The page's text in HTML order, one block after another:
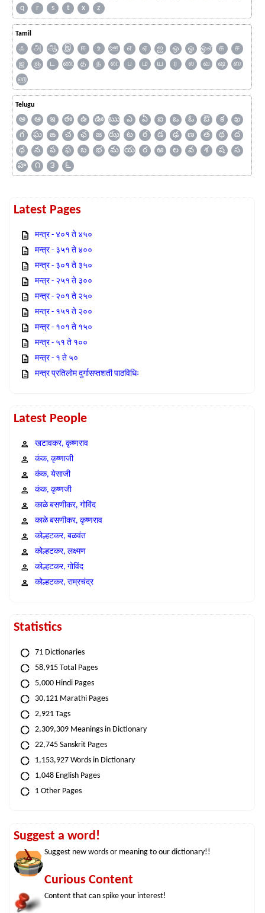
q
r s t x z
Tamil
ஃ அ ஆ இ ஈ உ ஊ எ ஏ ஐ ஒ ஓ ஔ க
ச
ஜ
ஞ ட ண த ந ன ப ம ய ர ல வ ஷ
ஸ
ஹ
Telugu
అ ఆ ఇ ఈ ఉ ఊ ఋ ఎ ఏ ఐ ఒ ఓ ఔ క
ఖ
గ
ఘ ఙ చ ఛ జ ఝ ట ఠ డ ఢ ణ త థ
ద
ధ
న ప ఫ బ భ మ య ర ఱ ల వ శ ష
స
హ
౧ ౩ ౬
Latest Pages
मन्त्र - ४०१ ते ४५०
मन्त्र - ३५१ ते ४००
मन्त्र - ३०१ ते ३५०
मन्त्र - २५१ ते ३००
मन्त्र - २०१ ते २५०
मन्त्र - १५१ ते २००
मन्त्र - १०१ ते १५०
मन्त्र - ५१ ते १००
मन्त्र - १ ते ५०
मन्त्र प्रतिलोम दुर्गासप्तशती पाठविधिः
Latest People
खटावकर, कृष्णराव
कंक, कृष्णाजी
कंक, येसाजी
कंक, कृष्णजी
काळे बसणीकर, गोविंद
काळे बसणीकर, कृष्णराव
कोल्हटकर, बळवंत
कोल्हटकर, लक्ष्मण
कोल्हटकर, गोविंद
कोल्हटकर, राम्रचंद्र
Statistics
71 Dictionaries
58,915 Total Pages
5,000 Hindi Pages
30,121 Marathi Pages
2,921 Tags
2,309,309 Meanings in Dictionary
22,745 Sanskrit Pages
1,153,927 Words in Dictionary
1,048 English Pages
1 Other Pages
Suggest a word!
Suggest new words or meaning to our dictionary!!
Curious Content
Content that can spike your interest!